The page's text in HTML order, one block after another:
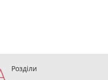
Розділи